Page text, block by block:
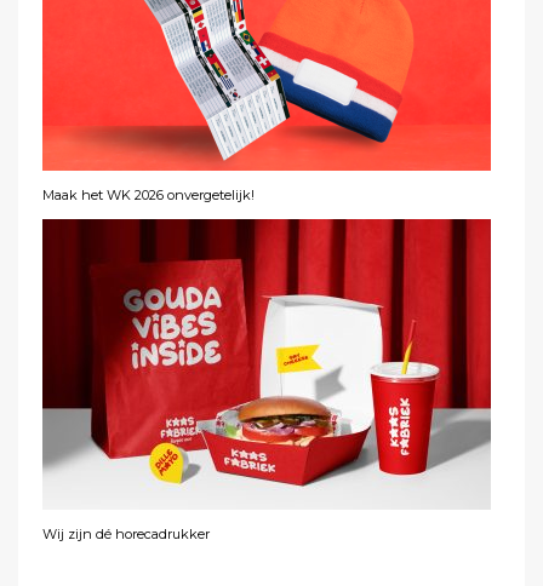
Maak het WK 2026 onvergetelijk!
Wij zijn dé horecadrukker